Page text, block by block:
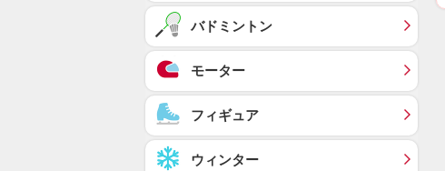
バドミントン
モーター
フィギュア
ウィンター